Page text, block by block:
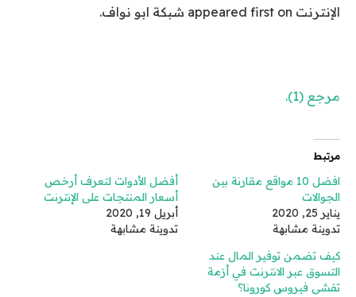
الإنترنت appeared first on شبكة ابو نواف.
مرجع (1).
مرتبط
افضل 10 مواقع مقارنة بين
الجوالات
يناير 25, 2020
تدوينة مشابهة
أفضل الأدوات لتعرف أرخص
أسعار المنتجات على الإنترنت
أبريل 19, 2020
تدوينة مشابهة
كيف تضمن توفير المال عند
التسوق عبر الانترنت في أزمة
تفشي فيروس كورونا؟